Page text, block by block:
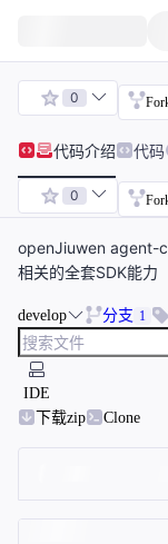
0
代码介绍 代码
0
openJiuwen agent-
相关的全套SDK能力
develop 分支 1
IDE
下载zip
Clone